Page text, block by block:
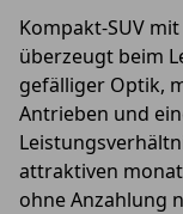
Kompakt-SUV
überzeugt beim
gefälliger Optik,
Antrieben und
attraktiven
ohne Anzahlung